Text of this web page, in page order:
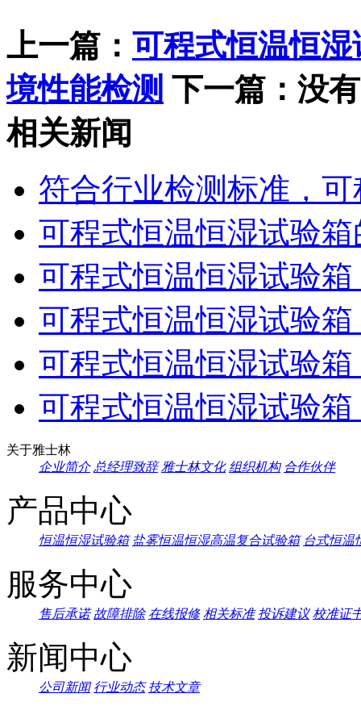
上一篇： 可程式恒温恒
境性能检测 下一篇：没
相关新闻
符合行业检测标准，
可程式恒温恒湿试验
可程式恒温恒湿试验
可程式恒温恒湿试验
可程式恒温恒湿试验
可程式恒温恒湿试验
关于雅士林
企业简介 总经理致辞 雅士林文化 组织机构 合作伙伴
产品中心
恒温恒湿试验箱 盐雾恒温恒湿高温复合试验箱 台式恒温
服务中心
售后承诺 故障排除 在线报修 相关标准 投诉建议 校准证
新闻中心
公司新闻 行业动态 技术文章